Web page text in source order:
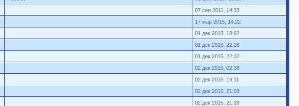
07 сен 2011, 14:33
17 мар 2015, 14:22
01 дек 2015, 18:02
01 дек 2015, 22:28
01 дек 2015, 22:32
02 дек 2015, 02:38
02 дек 2015, 19:11
02 дек 2015, 21:03
02 дек 2015, 21:39